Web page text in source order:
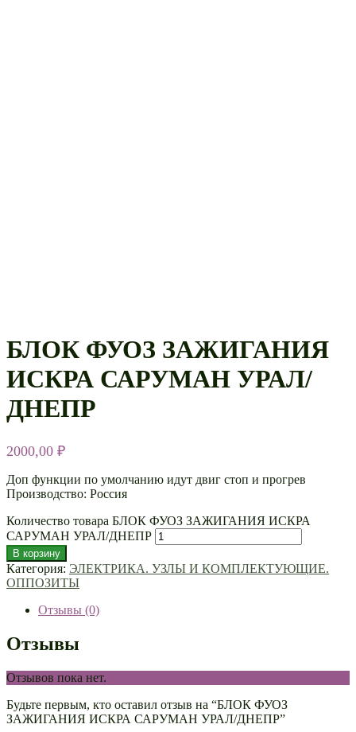
БЛОК ФУОЗ ЗАЖИГАНИЯ
ИСКРА САРУМАН УРАЛ/
ДНЕПР
2000,00 ₽
Доп функции по умолчанию идут двиг стоп и прогрев
Производство: Россия
Количество товара БЛОК ФУОЗ ЗАЖИГАНИЯ ИСКРА
САРУМАН УРАЛ/ДНЕПР
В корзину
Категория: ЭЛЕКТРИКА. УЗЛЫ И КОМПЛЕКТУЮЩИЕ.
ОППОЗИТЫ
Отзывы (0)
Отзывы
Отзывов пока нет.
Будьте первым, кто оставил отзыв на “БЛОК ФУОЗ
ЗАЖИГАНИЯ ИСКРА САРУМАН УРАЛ/ДНЕПР”